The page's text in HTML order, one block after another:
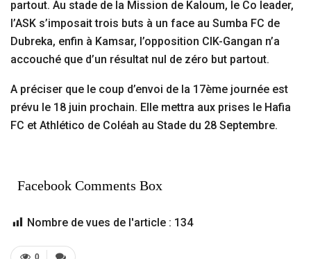
partout. Au stade de la Mission de Kaloum, le Co leader,
l’ASK s’imposait trois buts à un face au Sumba FC de
Dubreka, enfin à Kamsar, l’opposition CIK-Gangan n’a
accouché que d’un résultat nul de zéro but partout.
A préciser que le coup d’envoi de la 17ème journée est
prévu le 18 juin prochain. Elle mettra aux prises le Hafia
FC et Athlético de Coléah au Stade du 28 Septembre.
Facebook Comments Box
Nombre de vues de l'article : 134